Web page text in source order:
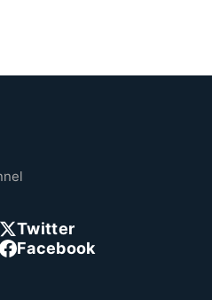
Twitter
Facebook